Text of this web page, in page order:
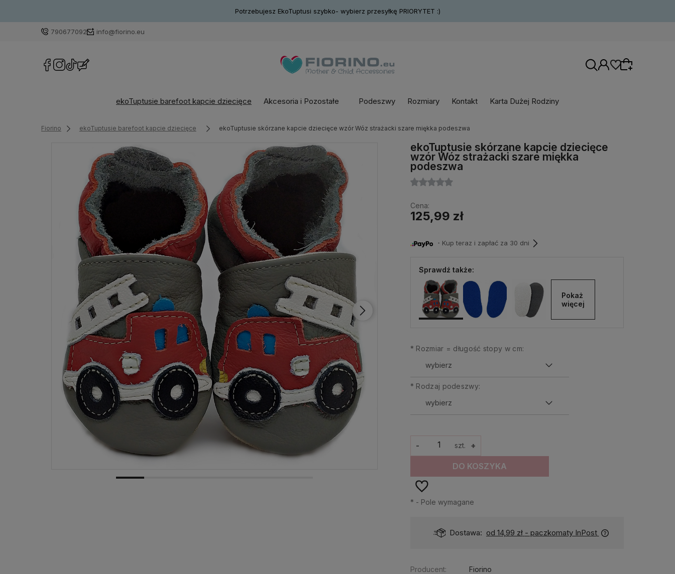
Potrzebujesz EkoTuptusi szybko- wybierz przesyłkę PRIORYTET :)
790677092 info@fiorino.eu
Wybierz coś dla siebie z naszej aktualnej
oferty lub zaloguj się, aby przywrócić dodane
produkty do listy z poprzedniej sesji.
ekoTuptusie barefoot kapcie dziecięce Akcesoria i Pozostałe Podeszwy Rozmiary Kontakt Karta Dużej Rodziny
Fiorino ekoTuptusie barefoot kapcie dziecięce ekoTuptusie skórzane kapcie dziecięce wzór Wóz strażacki szare miękka podeszwa
ekoTuptusie skórzane kapcie dziecięce
wzór Wóz strażacki szare miękka
podeszwa
Cena:
125,99 zł
・Kup teraz i zapłać za 30 dni
Sprawdź także:
Pokaż
więcej
* Rozmiar = długość stopy w cm:
* Rodzaj podeszwy:
szt. +
-
DO KOSZYKA
* - Pole wymagane
Dostępność: duża ilość
Producent:
Fiorino